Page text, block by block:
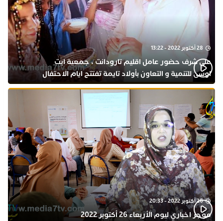
28 أكتوبر 2022 - 13:22
على شرف حضور عامل اقليم تارودانت ، جمعية ايت
اوسى للتنمية و التعاون بأولاد تايمة تفتتح ايام الاحتفال
بذكرى المولد النبوي
26 أكتوبر 2022 - 20:33
موجز اخباري ليوم الأربعاء 26 أكتوبر 2022